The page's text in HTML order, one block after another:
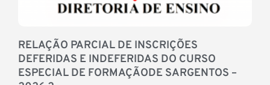
RELAÇÃO PARCIAL DE INSCRIÇÕES
DEFERIDAS E INDEFERIDAS DO CURSO
ESPECIAL DE FORMAÇÃODE SARGENTOS –